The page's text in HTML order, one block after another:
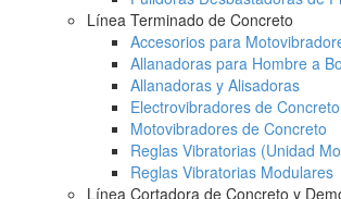
Línea Terminado de Concreto
Accesorios para
Allanadoras para Hombre a
Allanadoras y Alisadoras
Electrovibradores de Concreto
Motovibradores de Concreto
Reglas Vibratorias (Unidad
Reglas Vibratorias Modulares
Línea Cortadora de Concreto y